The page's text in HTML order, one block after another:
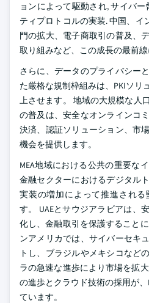
ョンによって駆動され, サイバ
ティプロトコルの実装. 中国、イ
門の拡大、電子商取引の普及、
取り組みなど、この成長の最前線
さらに、データのプライバシー
た厳格な規制枠組みは、PKIソリ
上させます。 地域の大規模な人
の普及は、安全なオンラインコ
決済、認証ソリューション、市
機会を提供します。
MEA地域における公共の重要な
金融セクターにおけるデジタル
実装の増加によって推進され
す。 UAEとサウジアラビアは、
化し、金融取引を保護すること
ンアメリカでは、サイバーセキ
トし、ブラジルやメキシコなど
ラの急速な進歩により市場を拡
の進歩とクラウド技術の採用が
ています。